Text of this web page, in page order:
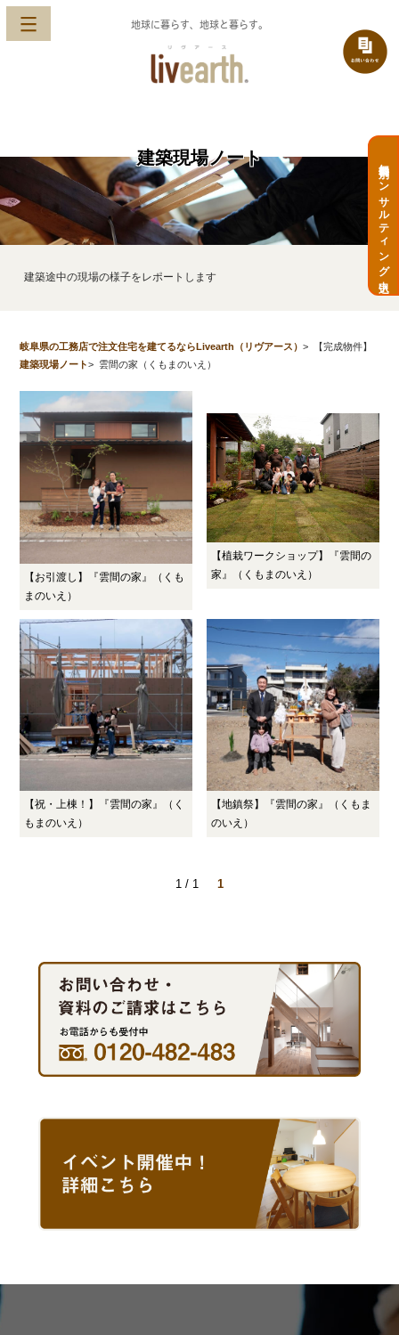
地球に暮らす、地球と暮らす。
無料個別コンサルティング申込
建築現場ノート
建築途中の現場の様子をレポートします
岐阜県の工務店で注文住宅を建てるならLivearth（リヴアース）>
建築現場ノート>
【完成物件】
雲間の家（くもまのいえ）
【お引渡し】『雲間の家』（くも
まのいえ）
【植栽ワークショップ】『雲間の
家』（くもまのいえ）
【祝・上棟！】『雲間の家』（く
もまのいえ）
【地鎮祭】『雲間の家』（くもま
のいえ）
1 / 1 1